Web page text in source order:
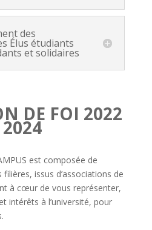
des
Élus étudiants
et solidaires
DE FOI 2022
2024
est composée de
issus d’associations de
à cœur de vous représenter,
intérêts à l’université, pour